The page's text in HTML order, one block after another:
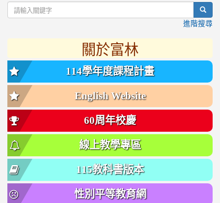
進階搜尋
關於富林
114學年度課程計畫
English Website
60周年校慶
線上教學專區
115教科書版本
性別平等教育網